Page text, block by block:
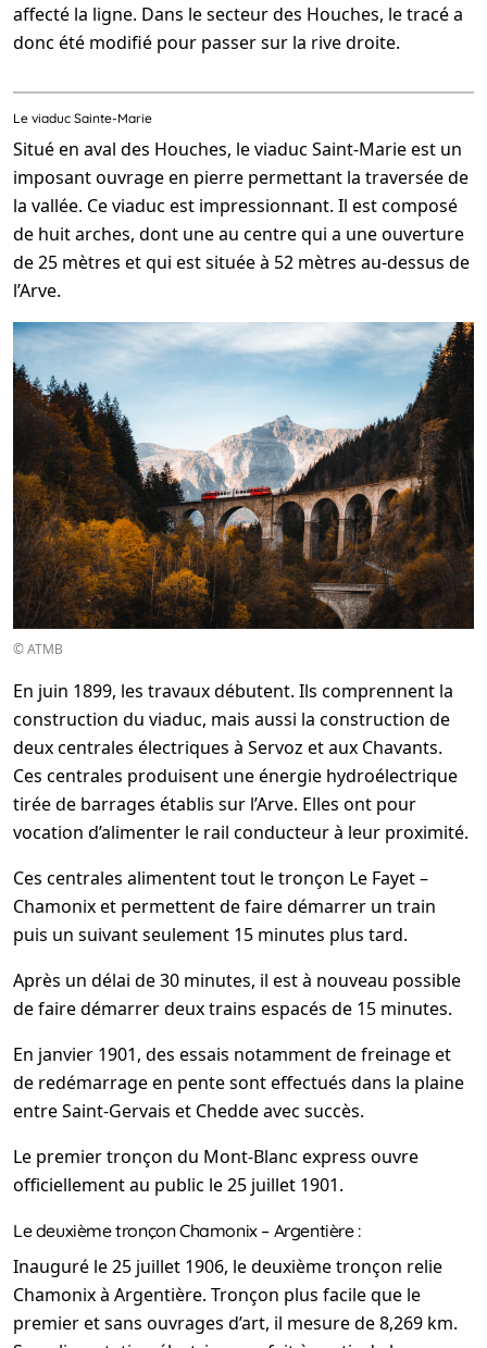
affecté la ligne. Dans le secteur des Houches, le tracé a
donc été modifié pour passer sur la rive droite.
Le viaduc Sainte-Marie
Situé en aval des Houches, le viaduc Saint-Marie est un
imposant ouvrage en pierre permettant la traversée de
la vallée. Ce viaduc est impressionnant. Il est composé
de huit arches, dont une au centre qui a une ouverture
de 25 mètres et qui est située à 52 mètres au-dessus de
l’Arve.
© ATMB
En juin 1899, les travaux débutent. Ils comprennent la
construction du viaduc, mais aussi la construction de
deux centrales électriques à Servoz et aux Chavants.
Ces centrales produisent une énergie hydroélectrique
tirée de barrages établis sur l’Arve. Elles ont pour
vocation d’alimenter le rail conducteur à leur proximité.
Ces centrales alimentent tout le tronçon Le Fayet –
Chamonix et permettent de faire démarrer un train
puis un suivant seulement 15 minutes plus tard.
Après un délai de 30 minutes, il est à nouveau possible
de faire démarrer deux trains espacés de 15 minutes.
En janvier 1901, des essais notamment de freinage et
de redémarrage en pente sont effectués dans la plaine
entre Saint-Gervais et Chedde avec succès.
Le premier tronçon du Mont-Blanc express ouvre
officiellement au public le 25 juillet 1901.
Le deuxième tronçon Chamonix – Argentière :
Inauguré le 25 juillet 1906, le deuxième tronçon relie
Chamonix à Argentière. Tronçon plus facile que le
premier et sans ouvrages d’art, il mesure de 8,269 km.